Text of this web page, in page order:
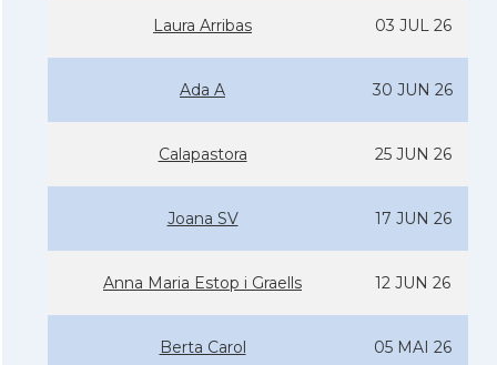
Laura Arribas 03 JUL 26
Ada A 30 JUN 26
Calapastora 25 JUN 26
Joana SV 17 JUN 26
Anna Maria Estop i Graells 12 JUN 26
Berta Carol 05 MAI 26